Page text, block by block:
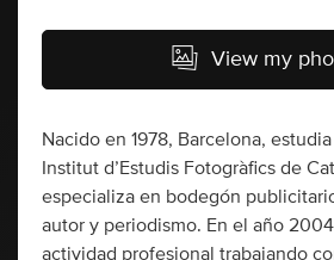
View my
Nacido en 1978, Barcelona,
Institut d’Estudis Fotogràfics de
especializa en bodegón
autor y periodismo. En el año
actividad profesional trabajando